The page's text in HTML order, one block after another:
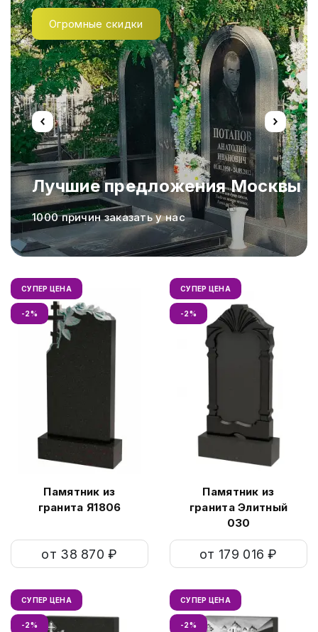
Огромные скидки
Лучшие предложения Москвы
1000 причин заказать у нас
СУПЕР ЦЕНА
-2%
Памятник из
гранита Я1806
от 38 870 ₽
СУПЕР ЦЕНА
-2%
Памятник из
гранита Элитный
030
от 179 016 ₽
СУПЕР ЦЕНА
-2%
СУПЕР ЦЕНА
-2%